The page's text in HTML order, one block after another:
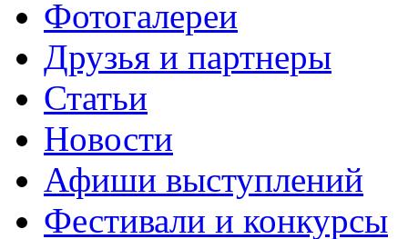
Фотогалереи
Друзья и партнеры
Статьи
Новости
Афиши выступлений
Фестивали и конкурсы